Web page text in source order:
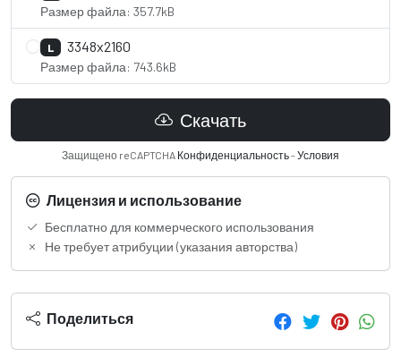
Размер файла: 357.7kB
L 3348x2160
Размер файла: 743.6kB
Скачать
Защищено reCAPTCHA Конфиденциальность-Условия
Лицензия и использование
Бесплатно для коммерческого использования
Не требует атрибуции (указания авторства)
Поделиться